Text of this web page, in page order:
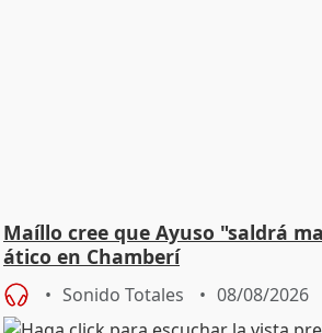
Maíllo cree que Ayuso "saldrá
ático en Chamberí
Sonido Totales 08/08/2026